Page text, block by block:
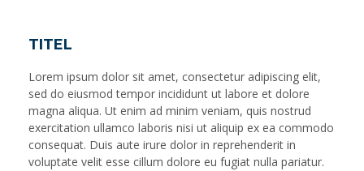
TITEL
Lorem ipsum dolor sit amet, consectetur adipiscing elit,
sed do eiusmod tempor incididunt ut labore et dolore
magna aliqua. Ut enim ad minim veniam, quis nostrud
exercitation ullamco laboris nisi ut aliquip ex ea commodo
consequat. Duis aute irure dolor in reprehenderit in
voluptate velit esse cillum dolore eu fugiat nulla pariatur.